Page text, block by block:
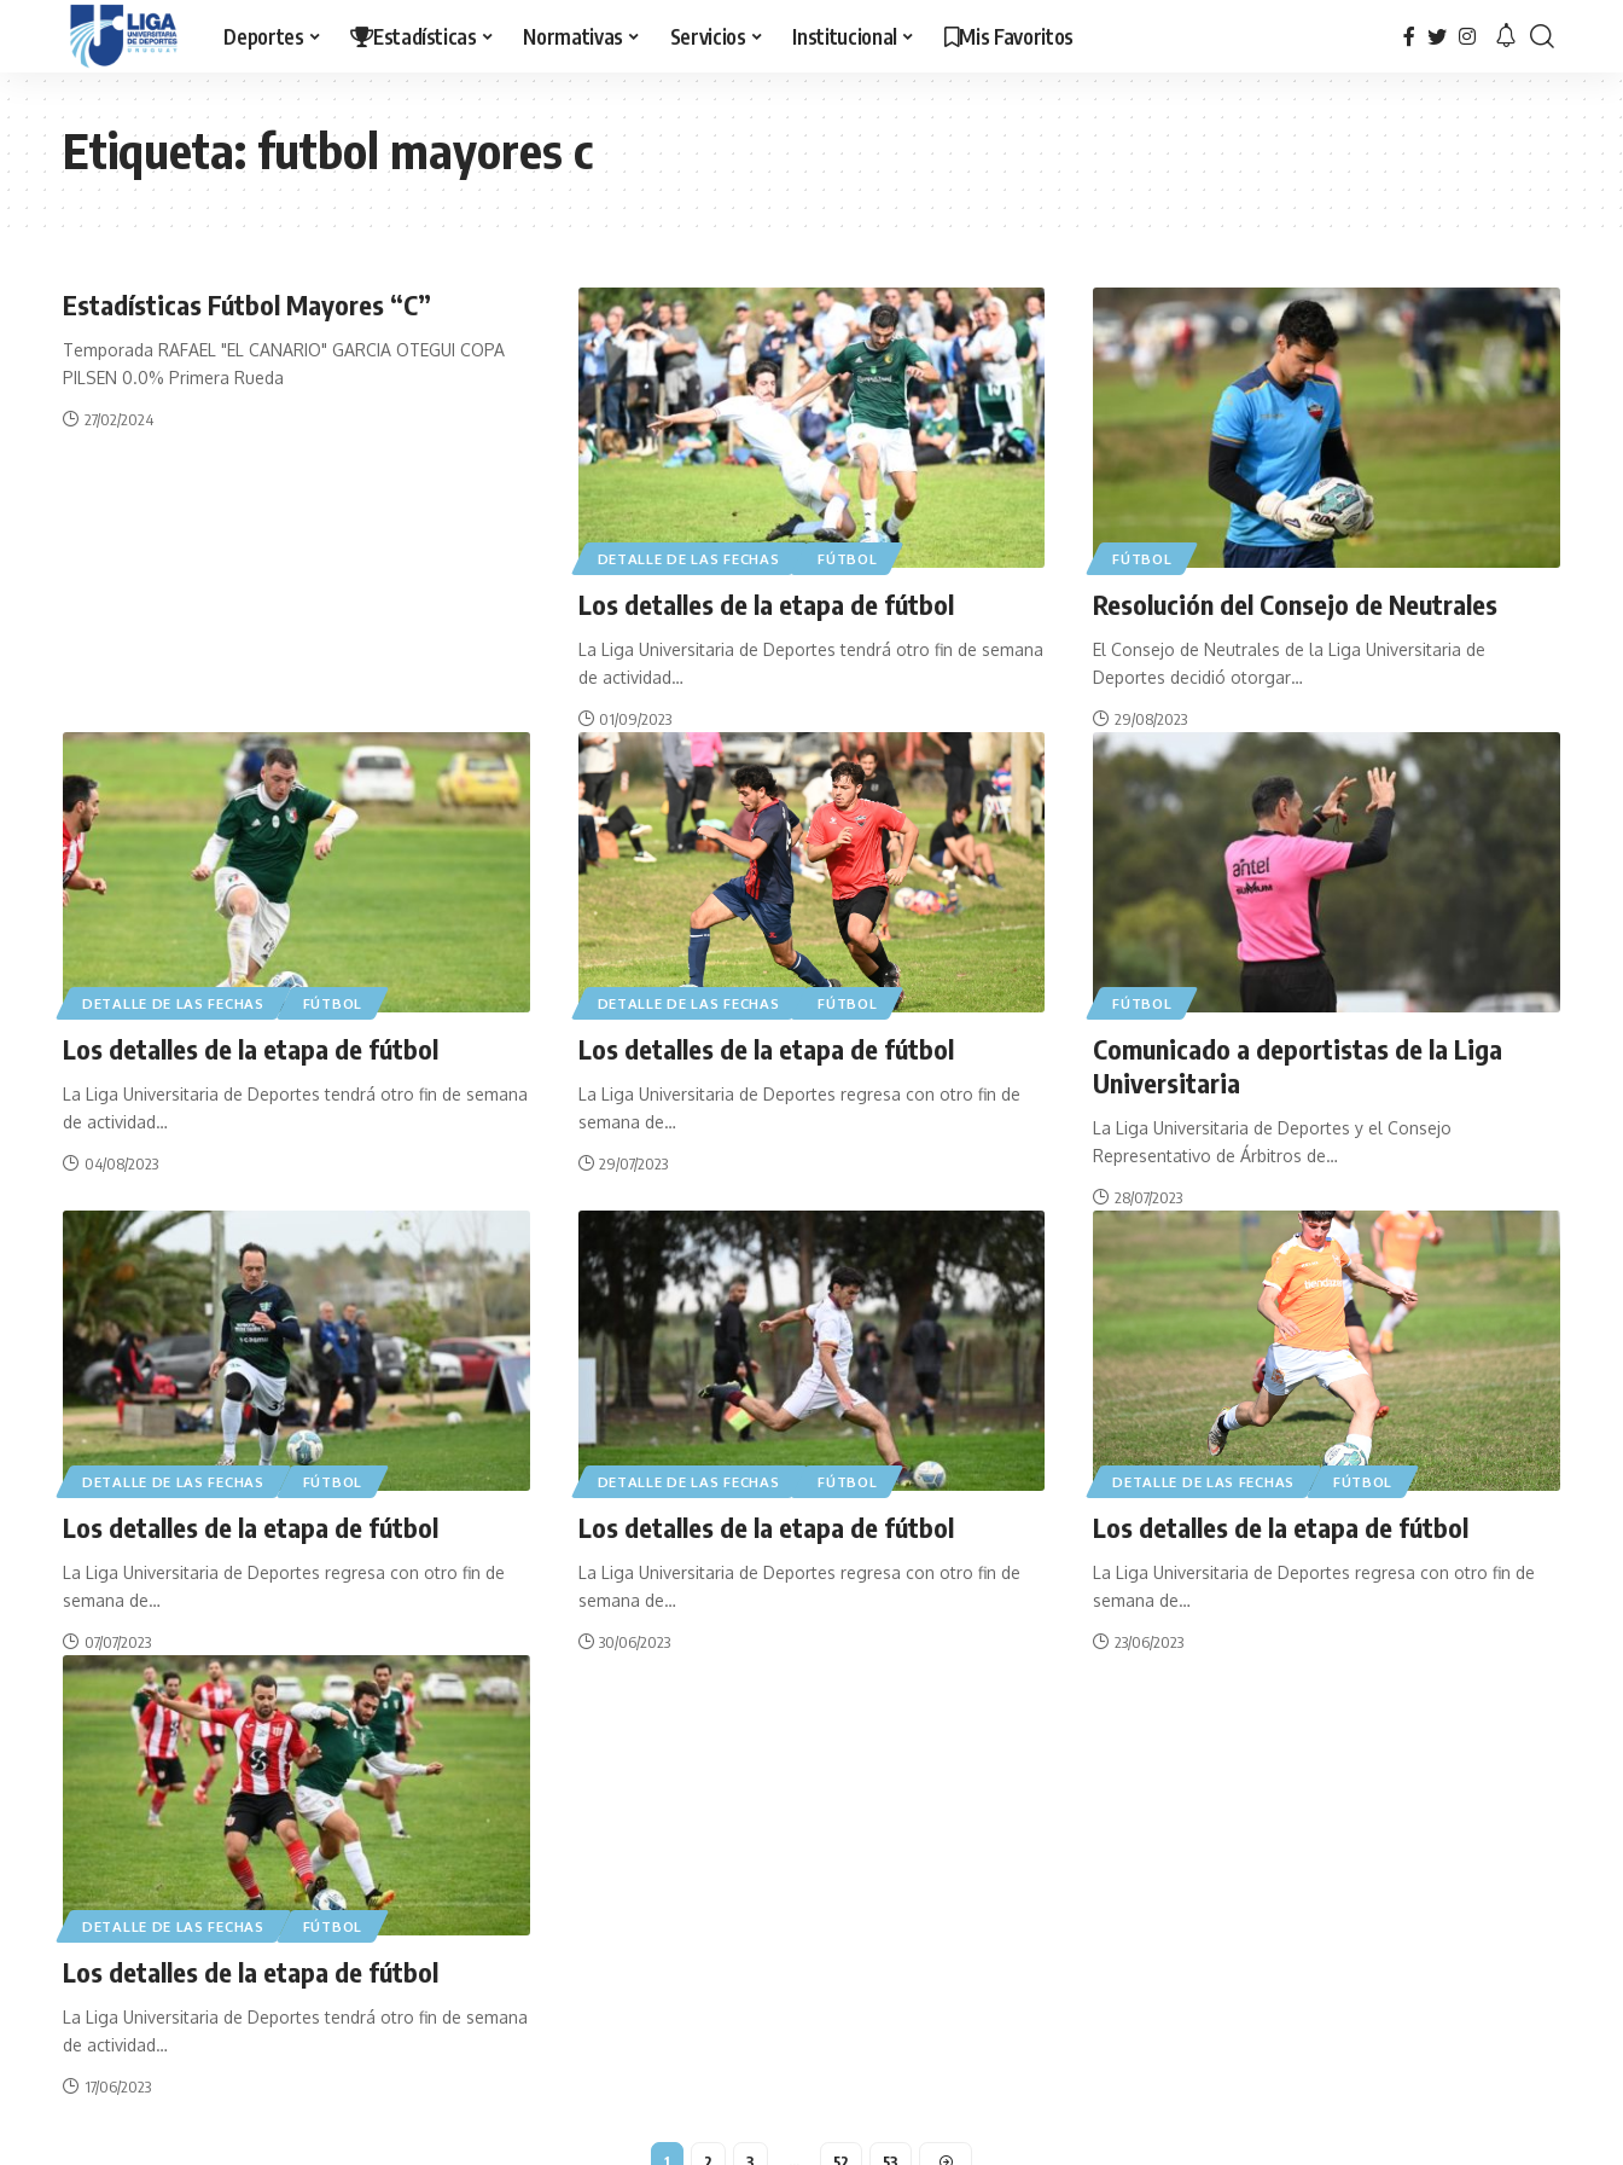
Deportes Estadísticas Normativas Servicios Institucional Mis Favoritos
Etiqueta: futbol mayores c
Estadísticas Fútbol Mayores “C”
Temporada RAFAEL "EL CANARIO" GARCIA OTEGUI COPA
PILSEN 0.0% Primera Rueda
27/02/2024
DETALLE DE LAS FECHAS FÚTBOL
Los detalles de la etapa de fútbol
La Liga Universitaria de Deportes tendrá otro fin de semana
de actividad…
01/09/2023
FÚTBOL
Resolución del Consejo de Neutrales
El Consejo de Neutrales de la Liga Universitaria de
Deportes decidió otorgar…
29/08/2023
DETALLE DE LAS FECHAS FÚTBOL
Los detalles de la etapa de fútbol
La Liga Universitaria de Deportes tendrá otro fin de semana
de actividad…
04/08/2023
DETALLE DE LAS FECHAS FÚTBOL
Los detalles de la etapa de fútbol
La Liga Universitaria de Deportes regresa con otro fin de
semana de…
29/07/2023
FÚTBOL
Comunicado a deportistas de la Liga
Universitaria
La Liga Universitaria de Deportes y el Consejo
Representativo de Árbitros de…
28/07/2023
DETALLE DE LAS FECHAS FÚTBOL
Los detalles de la etapa de fútbol
La Liga Universitaria de Deportes regresa con otro fin de
semana de…
07/07/2023
DETALLE DE LAS FECHAS FÚTBOL
Los detalles de la etapa de fútbol
La Liga Universitaria de Deportes regresa con otro fin de
semana de…
30/06/2023
DETALLE DE LAS FECHAS FÚTBOL
Los detalles de la etapa de fútbol
La Liga Universitaria de Deportes regresa con otro fin de
semana de…
23/06/2023
DETALLE DE LAS FECHAS FÚTBOL
Los detalles de la etapa de fútbol
La Liga Universitaria de Deportes tendrá otro fin de semana
de actividad…
17/06/2023